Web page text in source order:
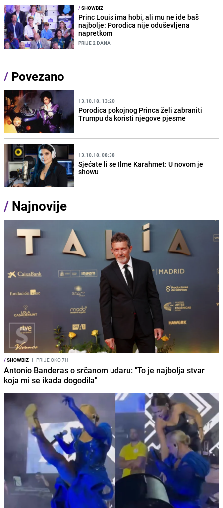
/SHOWBIZ
Princ Louis ima hobi, ali mu ne ide baš
najbolje: Porodica nije oduševljena
napretkom
PRIJE 2 DANA
/ Povezano
13.10.18. 13:20
Porodica pokojnog Princa želi zabraniti
Trumpu da koristi njegove pjesme
13.10.18. 08:38
Sjećate li se Ilme Karahmet: U novom je
showu
/ Najnovije
/SHOWBIZ I PRIJE OKO 7H
Antonio Banderas o srčanom udaru: "To je najbolja stvar
koja mi se ikada dogodila"